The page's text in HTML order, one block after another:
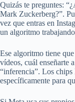
Quizás te preguntes:
Mark Zuckerberg?”.
vez que entras en
un algoritmo
Ese algoritmo tiene
vídeos, cuál enseñarte
“inferencia”. Los
específicamente para